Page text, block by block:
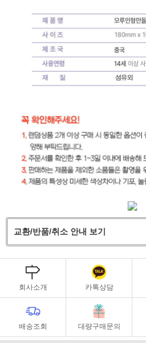
교환/반품/취소 안내 보기
회사소개 카톡상담
배송조회 대량구매문의